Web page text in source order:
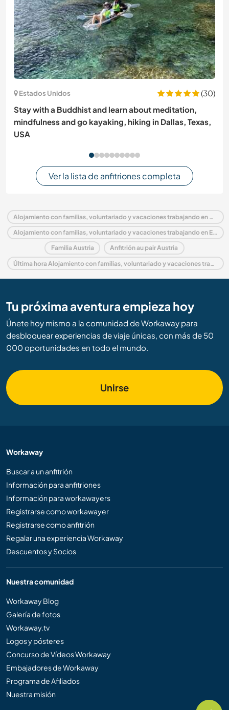
Estados Unidos
(30)
Stay with a Buddhist and learn about meditation,
mindfulness and go kayaking, hiking in Dallas, Texas,
USA
Ver la lista de anfitriones completa
Alojamiento con familias, voluntariado y vacaciones trabajando en Austria
Alojamiento con familias, voluntariado y vacaciones trabajando en Europa
Familia Austria Anfitrión au pair Austria
Última hora Alojamiento con familias, voluntariado y vacaciones trabajando en Austria
Tu próxima aventura empieza hoy
Únete hoy mismo a la comunidad de Workaway para
desbloquear experiencias de viaje únicas, con más de 50
000 oportunidades en todo el mundo.
Unirse
Workaway
Buscar a un anfitrión
Información para anfitriones
Información para workawayers
Registrarse como workawayer
Registrarse como anfitrión
Regalar una experiencia Workaway
Descuentos y Socios
Nuestra comunidad
Workaway Blog
Galería de fotos
Workaway.tv
Logos y pósteres
Concurso de Vídeos Workaway
Embajadores de Workaway
Programa de Afiliados
Nuestra misión